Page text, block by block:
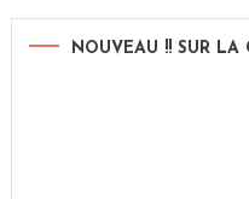
NOUVEAU !! SUR LA